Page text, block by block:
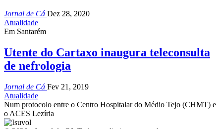
Jornal de Cá Dez 28, 2020
Atualidade
Em Santarém
Utente do Cartaxo inaugura teleconsulta
de nefrologia
Jornal de Cá Fev 21, 2019
Atualidade
Num protocolo entre o Centro Hospitalar do Médio Tejo (CHMT) e
o ACES Lezíria